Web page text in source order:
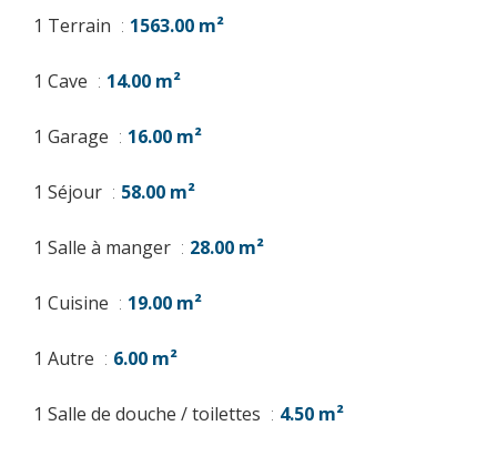
1 Terrain 1563.00 m²
1 Cave 14.00 m²
1 Garage 16.00 m²
1 Séjour 58.00 m²
1 Salle à manger 28.00 m²
1 Cuisine 19.00 m²
1 Autre 6.00 m²
1 Salle de douche / toilettes 4.50 m²